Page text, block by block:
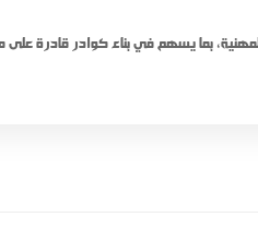
بما يسهم في بناء كوادر قادرة على